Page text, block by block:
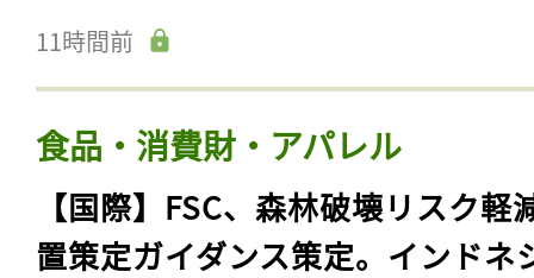
11時間前
食品・消費財・アパレル
【国際】FSC、森林破壊リスク軽
置策定ガイダンス策定。インドネ